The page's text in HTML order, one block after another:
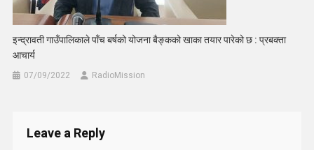
इन्द्रावती गाउँपालिकाले पाँच बर्षको योजना बैङ्कको खाका तयार पारेको छ : प्रबक्ता
आचार्य
07/09/2022 RadioMission
Leave a Reply